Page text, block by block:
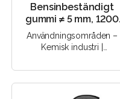
Bensinbeständigt
gummi ≠ 5 mm, 1200
mm, 60 Sha (NBR)
Användningsområden –
Kemisk industri |
Byggbranschen |
Maskinteknik |..